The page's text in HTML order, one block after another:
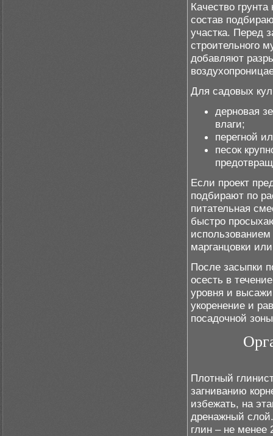
Качество
состав
участка. Перед
строительного
добавляют
Для садовых
дерновая
влаги;
перегной
песок
Если проект
подбирают по
питательная
быстро
марганцовки
После засыпки
осесть в
уровня и
укоренение и
посадочной
Плотный
загниванию
избежать, на
дренажный
глин – не менее